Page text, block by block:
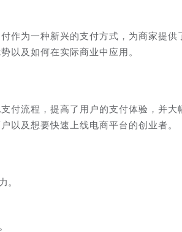
作为一种新兴的支付方式，为商家提供
以及如何在实际商业中应用。
付流程，提高了用户的支付体验，并大
以及想要快速上线电商平台的创业者。
。